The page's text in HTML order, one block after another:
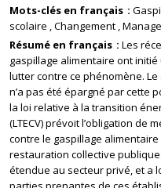
Mots-clés en français
scolaire Changement
Résumé en français
Les
gaspillage alimentaire ont
lutter contre ce phénomène.
n’a pas été épargné par cette
la loi relative à la transition
(LTECV) prévoit l’obligation de
contre le gaspillage
restauration collective
étendue au secteur privé, et a